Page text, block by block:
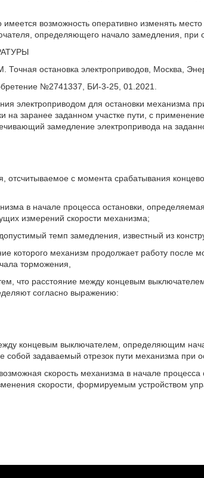
имеется возможность оперативно изменять
определяющего начало замедления, при
остановка электроприводов, Москва,
№2741337, БИ-3-25, 01.2021.
электроприводом для остановки механизма
на заранее заданном участке пути, с
замедление электропривода на
отсчитываемое с момента срабатывания
в начале процесса остановки,
измерений скорости механизма;
темп замедления, известный из
которого механизм продолжает работу после
торможения,
что расстояние между концевым
согласно выражению:
концевым выключателем, определяющим
собой задаваемый отрезок пути механизма при
скорость механизма в начале
скорости, формируемым устройством